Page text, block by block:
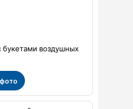
букетами воздушных